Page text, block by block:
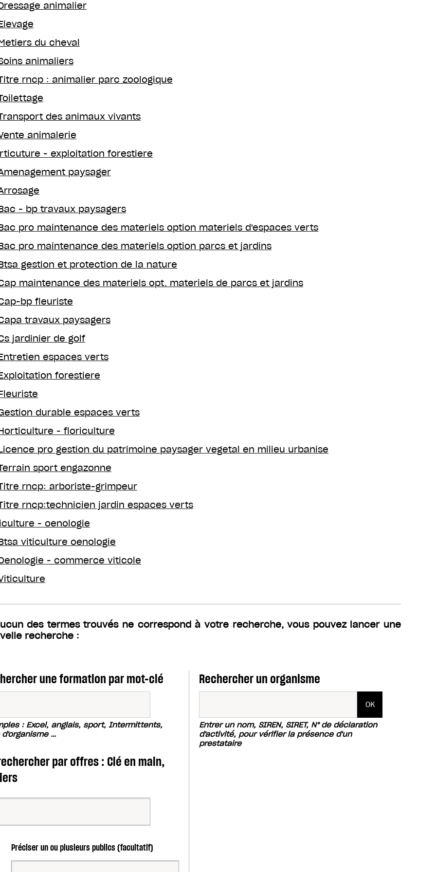
animalier
du cheval
animaliers
rncp : animalier parc zoologique
des animaux vivants
animalerie
- exploitation forestiere
paysager
- bp travaux paysagers
pro maintenance des materiels option materiels d'espaces verts
pro maintenance des materiels option parcs et jardins
gestion et protection de la nature
maintenance des materiels opt. materiels de parcs et jardins
bp fleuriste
travaux paysagers
jardinier de golf
espaces verts
forestiere
durable espaces verts
- floriculture
pro gestion du patrimoine paysager vegetal en milieu urbanise
sport engazonne
rncp: arboriste-grimpeur
rncp:technicien jardin espaces verts
- oenologie
viticulture oenologie
- commerce viticole
des termes trouvés ne correspond à votre recherche, vous pouvez lancer une
recherche :
une formation par mot-clé
: Excel, anglais, sport, Intermittents,
…
par offres : Clé en main,
Préciser un ou plusieurs publics (facultatif)
Rechercher un organisme
Entrer un nom, SIREN, SIRET, N° de déclaration
d'activité, pour vérifier la présence d'un
prestataire